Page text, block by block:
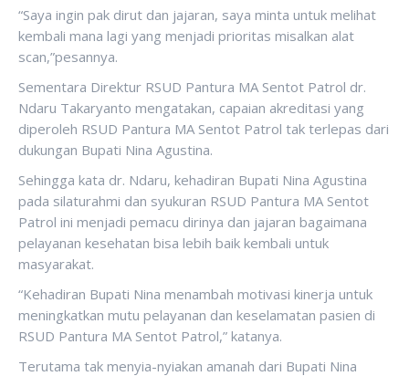
“Saya ingin pak dirut dan jajaran, saya minta untuk melihat
kembali mana lagi yang menjadi prioritas misalkan alat
scan,”pesannya.
Sementara Direktur RSUD Pantura MA Sentot Patrol dr.
Ndaru Takaryanto mengatakan, capaian akreditasi yang
diperoleh RSUD Pantura MA Sentot Patrol tak terlepas dari
dukungan Bupati Nina Agustina.
Sehingga kata dr. Ndaru, kehadiran Bupati Nina Agustina
pada silaturahmi dan syukuran RSUD Pantura MA Sentot
Patrol ini menjadi pemacu dirinya dan jajaran bagaimana
pelayanan kesehatan bisa lebih baik kembali untuk
masyarakat.
“Kehadiran Bupati Nina menambah motivasi kinerja untuk
meningkatkan mutu pelayanan dan keselamatan pasien di
RSUD Pantura MA Sentot Patrol,” katanya.
Terutama tak menyia-nyiakan amanah dari Bupati Nina